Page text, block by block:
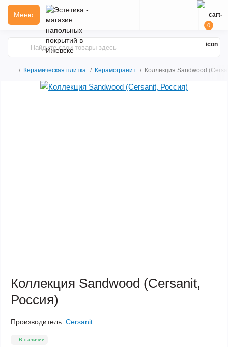
Меню
0
Керамическая плитка Керамогранит Коллекция Sandwood
Коллекция Sandwood (Cersanit,
Россия)
Производитель: Cersanit
В наличии